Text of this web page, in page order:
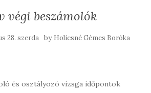
végi beszámolók
28. szerda by Holicsné Gémes Boróka
és osztályozó vizsga időpontok